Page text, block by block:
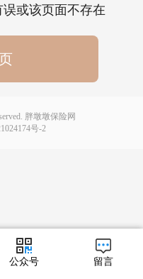
或该页面不存在
公众号 留言
胖墩墩保险网
号-2